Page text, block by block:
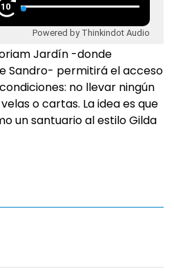
10
Powered by Thinkindot Audio
Jardín -donde
Sandro- permitirá el acceso
no llevar ningún
o cartas. La idea es que
un santuario al estilo Gilda